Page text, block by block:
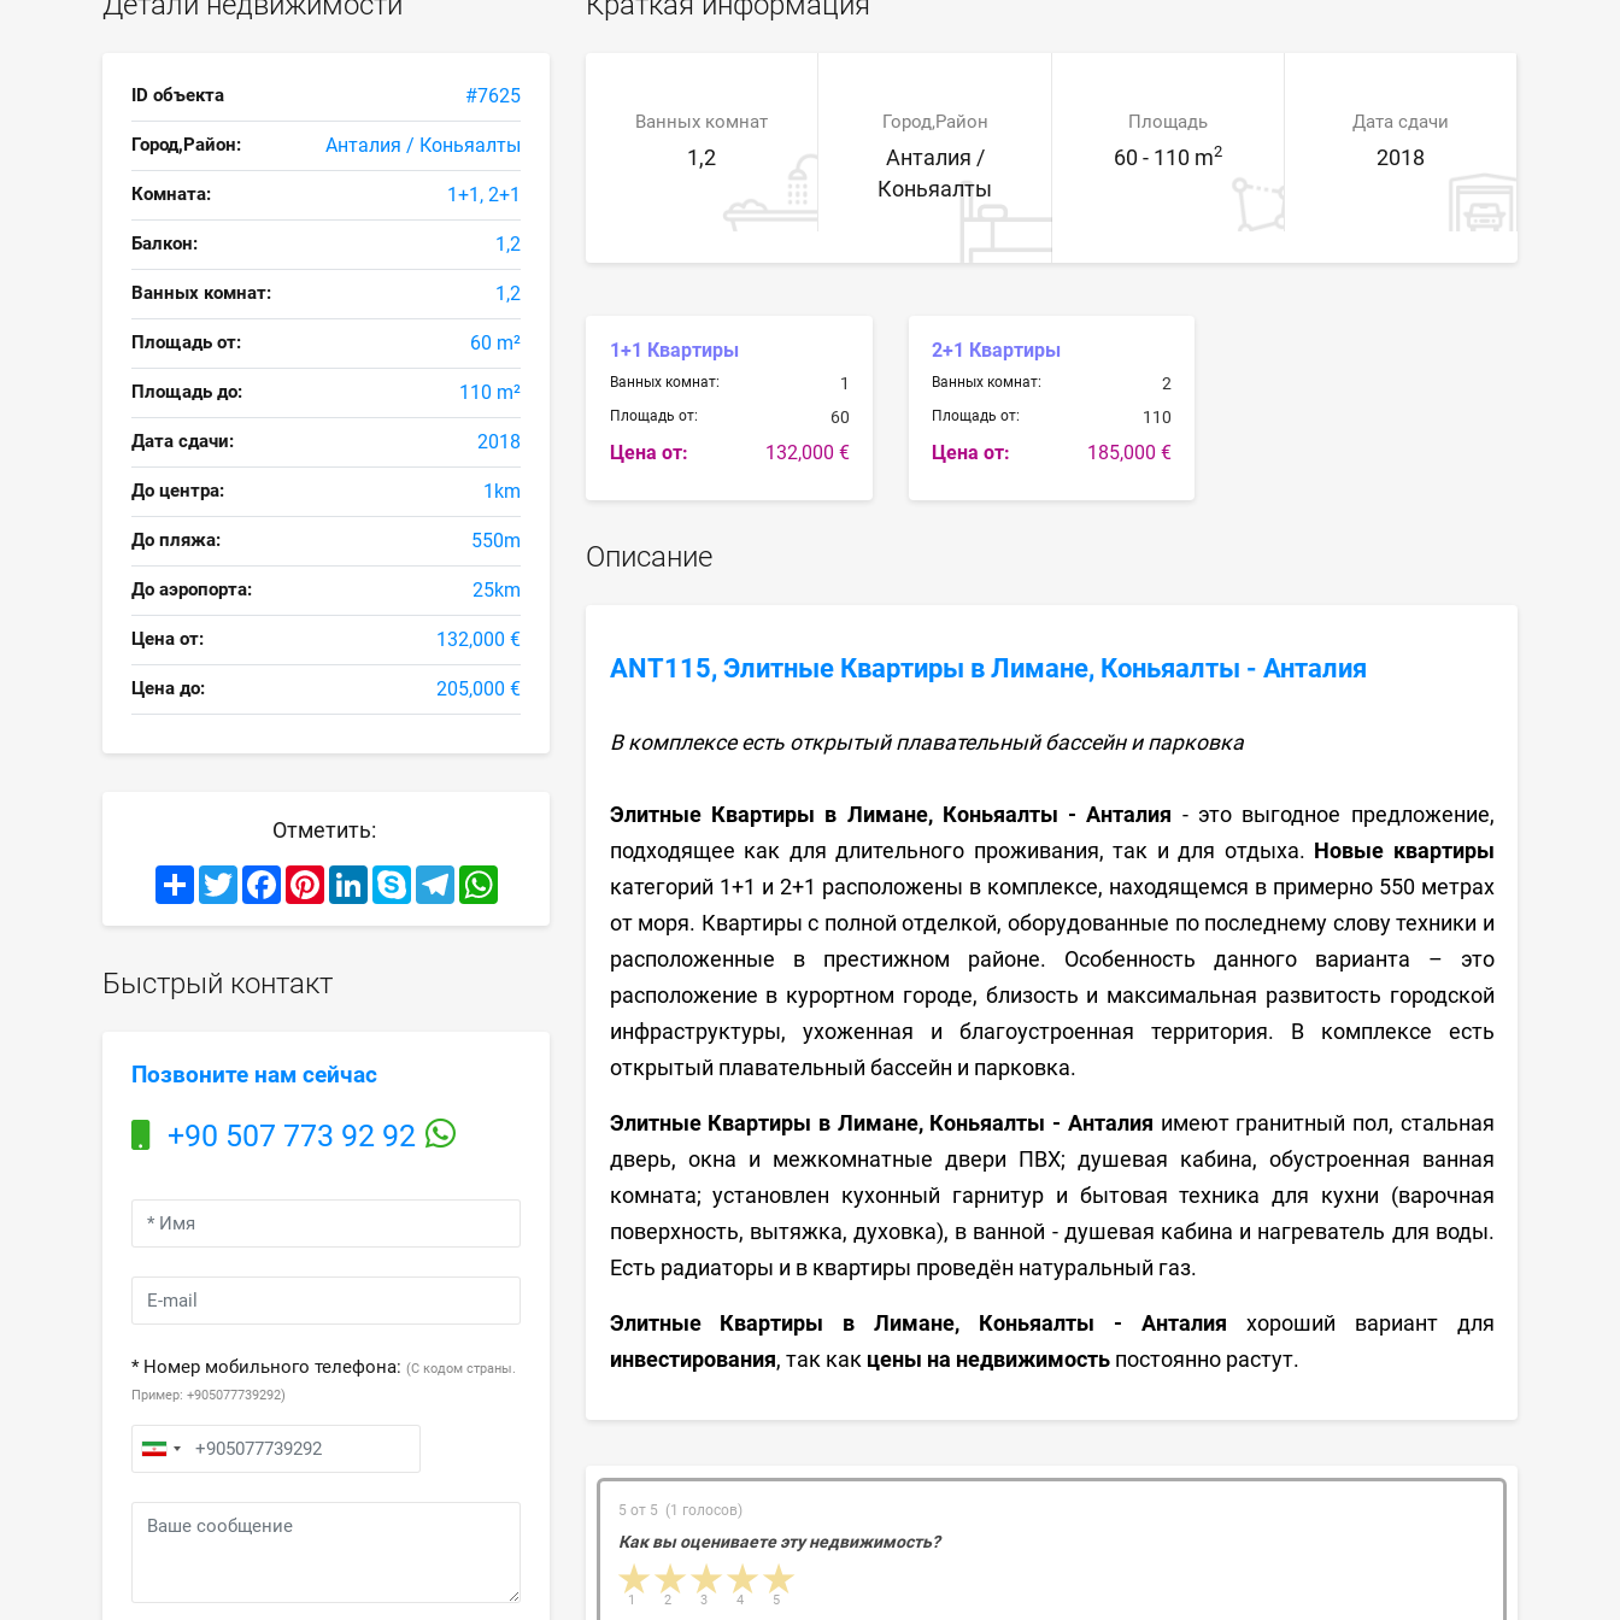
ID объекта #7625
Город,Район: Анталия / Коньяалты
Комната: 1+1, 2+1
Балкон: 1,2
Ванных комнат: 1,2
Площадь от: 60 m²
Площадь до: 110 m²
Дата сдачи: 2018
До центра: 1km
До пляжа: 550m
До аэропорта: 25km
Цена от: 132,000 €
Цена до: 205,000 €
Отметить:
ShareTwitterFacebookPinterestLinkedInSkypeTelegramWhatsApp
Быстрый контакт
Позвоните нам сейчас
+90 507 773 92 92
* Номер мобильного телефона: (С кодом страны.
Пример: +905077739292)
Ванных комнат
1,2
Город,Район
Анталия /
Коньяалты
Площадь
60 - 110 m2
Дата сдачи
2018
1+1 Квартиры
Ванных комнат: 1
Площадь от: 60
Цена от: 132,000 €
2+1 Квартиры
Ванных комнат: 2
Площадь от: 110
Цена от: 185,000 €
Описание
ANT115, Элитные Квартиры в Лимане, Коньяалты - Анталия
В комплексе есть открытый плавательный бассейн и парковка
Элитные Квартиры в Лимане, Коньяалты - Анталия - это выгодное предложение,
подходящее как для длительного проживания, так и для отдыха. Новые квартиры
категорий 1+1 и 2+1 расположены в комплексе, находящемся в примерно 550 метрах
от моря. Квартиры с полной отделкой, оборудованные по последнему слову техники и
расположенные в престижном районе. Особенность данного варианта – это
расположение в курортном городе, близость и максимальная развитость городской
инфраструктуры, ухоженная и благоустроенная территория. В комплексе есть
открытый плавательный бассейн и парковка.
Элитные Квартиры в Лимане, Коньяалты - Анталия имеют гранитный пол, стальная
дверь, окна и межкомнатные двери ПВХ; душевая кабина, обустроенная ванная
комната;установлен кухонный гарнитур и бытовая техника для кухни (варочная
поверхность, вытяжка, духовка), в ванной - душевая кабина и нагреватель для воды.
Есть радиаторы и в квартиры проведён натуральный газ.
Элитные Квартиры в Лимане, Коньяалты - Анталия хороший вариант для
инвестирования, так как цены на недвижимостьпостоянно растут.
5 от 5 (1 голосов)
Как вы оцениваете эту недвижимость?
4 stars
3 stars
2 stars
1 star 5
4
3
2
1